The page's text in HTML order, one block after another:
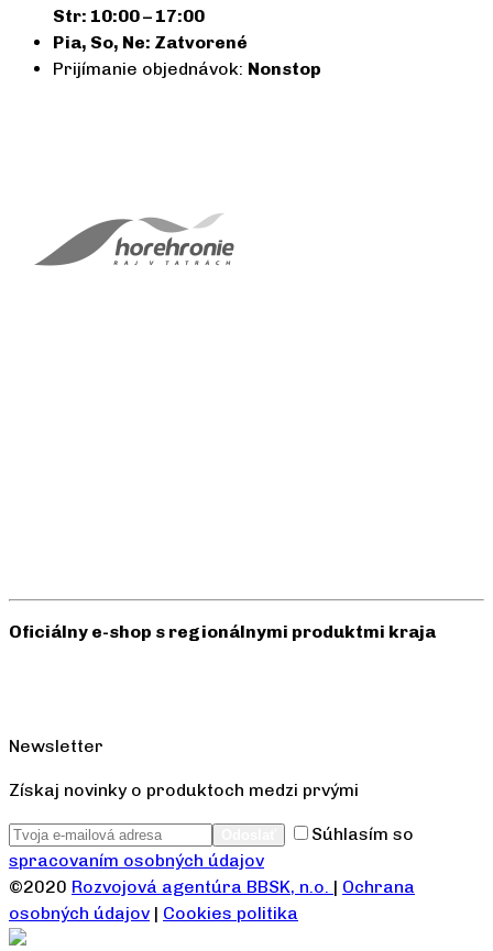
Str: 10:00 – 17:00
Pia, So, Ne: Zatvorené
Prijímanie objednávok: Nonstop
Oficiálny e-shop s regionálnymi produktmi kraja
Newsletter
Získaj novinky o produktoch medzi prvými
Súhlasím so
spracovaním osobných údajov
©2020 Rozvojová agentúra BBSK, n.o. | Ochrana
osobných údajov | Cookies politika